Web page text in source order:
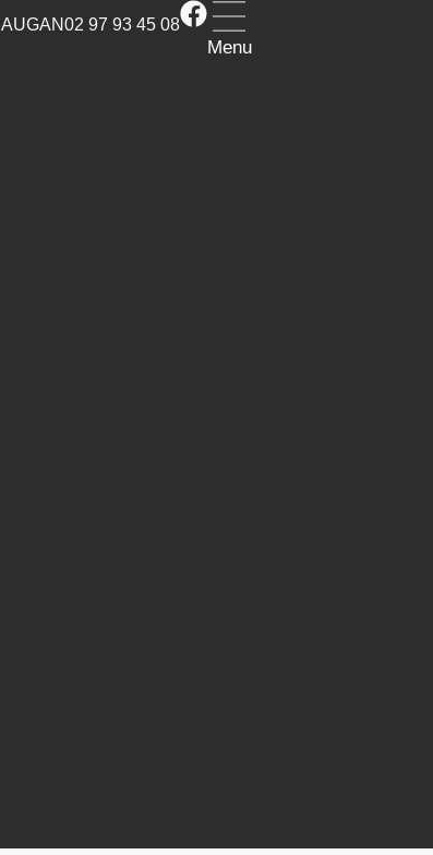
AUGAN02 97 93 45 08
Menu